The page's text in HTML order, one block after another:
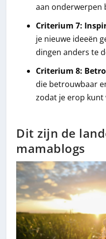
aan onderwerpen
Criterium 7:
je nieuwe ideeën
dingen anders te
Criterium 8:
die betrouwbaar
zodat je erop
Dit zijn de
mamablogs